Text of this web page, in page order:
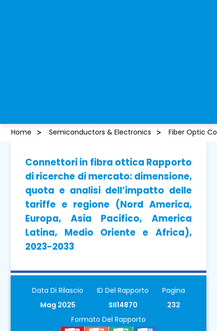
Home Semiconductors & Electronics Fiber Optic
Connettori in fibra ottica Rapporto
di ricerche di mercato: dimensione,
quota e analisi dell’impatto delle
tariffe e regione (Nord America,
Europa, Asia Pacifico, America
Latina, Medio Oriente e Africa),
2023-2033
Data Di Rilascio
Mag 2025
ID Del Rapporto
SII14870
Pagina
232
Formato Del Rapporto